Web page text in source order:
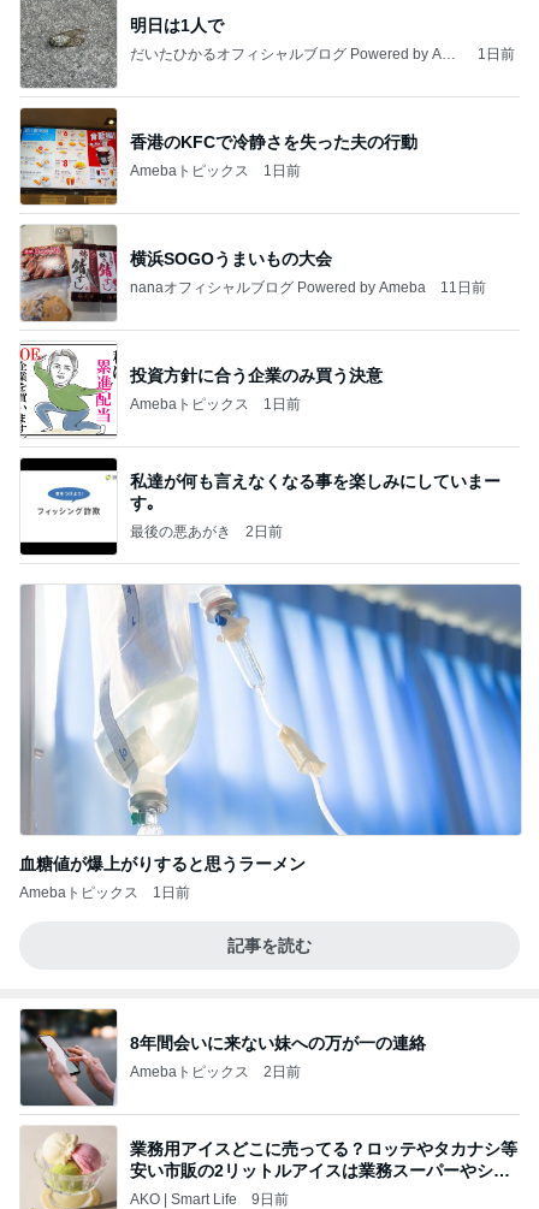
明日は1人で
だいたひかるオフィシャルブログ Powered by Ame
1日前
香港のKFCで冷静さを失った夫の行動
Amebaトピックス 1日前
横浜SOGOうまいもの大会
nanaオフィシャルブログ Powered by Ameba 11日前
投資方針に合う企業のみ買う決意
Amebaトピックス 1日前
私達が何も言えなくなる事を楽しみにしていまー
す｡
最後の悪あがき 2日前
血糖値が爆上がりすると思うラーメン
Amebaトピックス 1日前
記事を読む
8年間会いに来ない妹への万が一の連絡
Amebaトピックス 2日前
業務用アイスどこに売ってる？ロッテやタカナシ等
安い市販の2リットルアイスは業務スーパーやシャ
トレ
AKO | Smart Life 9日前